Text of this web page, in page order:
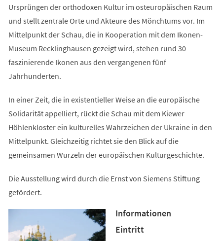
Ursprüngen der orthodoxen Kultur im osteuropäischen Raum
und stellt zentrale Orte und Akteure des Mönchtums vor. Im
Mittelpunkt der Schau, die in Kooperation mit dem Ikonen-
Museum Recklinghausen gezeigt wird, stehen rund 30
faszinierende Ikonen aus den vergangenen fünf
Jahrhunderten.
In einer Zeit, die in existentieller Weise an die europäische
Solidarität appelliert, rückt die Schau mit dem Kiewer
Höhlenkloster ein kulturelles Wahrzeichen der Ukraine in den
Mittelpunkt. Gleichzeitig richtet sie den Blick auf die
gemeinsamen Wurzeln der europäischen Kulturgeschichte.
Die Ausstellung wird durch die Ernst von Siemens Stiftung
gefördert.
Informationen
Eintritt